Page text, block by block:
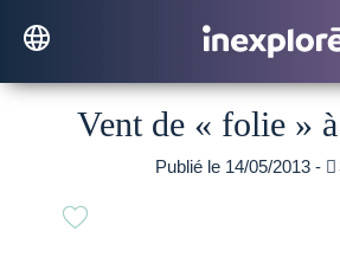
Vent de « folie »
Publié le 14/05/2013 - 